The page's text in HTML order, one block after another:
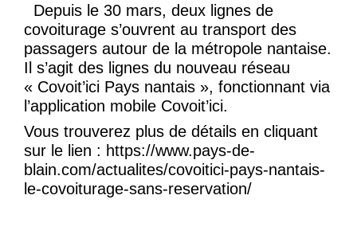
Depuis le 30 mars, deux lignes de
covoiturage s’ouvrent au transport des
passagers autour de la métropole nantaise.
Il s’agit des lignes du nouveau réseau
« Covoit’ici Pays nantais », fonctionnant via
l’application mobile Covoit’ici.
Vous trouverez plus de détails en cliquant
sur le lien : https://www.pays-de-
blain.com/actualites/covoitici-pays-nantais-
le-covoiturage-sans-reservation/